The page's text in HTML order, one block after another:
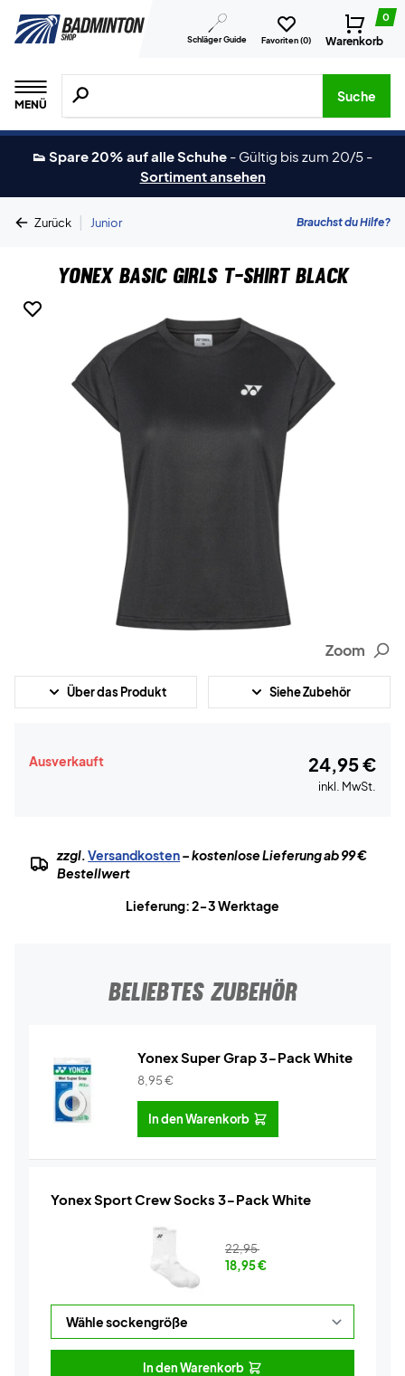
Schläger Guide Favoriten (0)
0
Warenkorb
MENÜ
Suche nach Produkten, Marken usw.
Suche
👟 Spare 20% auf alle Schuhe - Gültig bis zum 20/5 -
Sortiment ansehen
Zurück | Junior Brauchst du Hilfe?
Yonex Basic Girls T-shirt Black
Zoom
Über das Produkt Siehe Zubehör
Ausverkauft 24,95 €
inkl. MwSt.
zzgl.Versandkosten– kostenlose Lieferung ab 99 €
Bestellwert
Lieferung: 2-3 Werktage
BELIEBTES ZUBEHÖR
Yonex Super Grap 3-Pack White
8,95€
In den Warenkorb
Yonex Sport Crew Socks 3-Pack White
22,95
18,95€
In den Warenkorb